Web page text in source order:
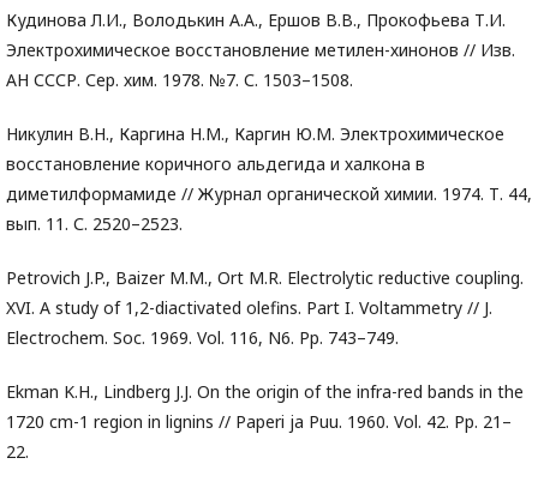
Кудинова Л.И., Володькин А.А., Ершов В.В., Прокофьева Т.И.
Электрохимическое восстановление метилен-хинонов // Изв.
АН СССР. Сер. хим. 1978. №7. С. 1503–1508.
Никулин В.Н., Каргина Н.М., Каргин Ю.М. Электрохимическое
восстановление коричного альдегида и халкона в
диметилформамиде // Журнал органической химии. 1974. Т. 44,
вып. 11. С. 2520–2523.
Petrovich J.P., Baizer M.M., Ort M.R. Electrolytic reductive coupling.
XVI. A study of 1,2-diactivated olefins. Part I. Voltammetry // J.
Electrochem. Soc. 1969. Vol. 116, N6. Pp. 743–749.
Ekman K.H., Lindberg J.J. On the origin of the infra-red bands in the
1720 cm-1 region in lignins // Paperi ja Puu. 1960. Vol. 42. Pp. 21–
22.